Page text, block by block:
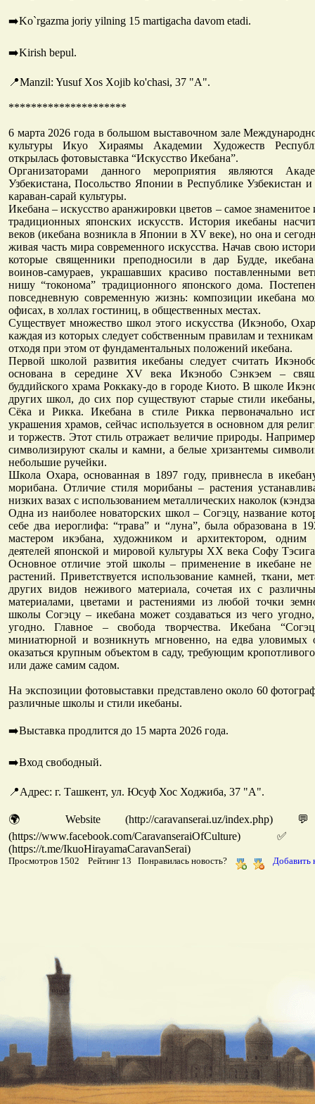
➡️Ko`rgazma joriy yilning 15 martigacha davom etadi.
➡️Kirish bepul.
📍Manzil: Yusuf Xos Xojib ko'chasi, 37 "A".
*********************
6 марта 2026 года в большом выставочном зале
культуры Икуо Хираямы Академии Художеств
открылась фотовыставка “Искусство Икебана”.
Организаторами данного мероприятия являются
Узбекистана, Посольство Японии в Республике Узбекистан
караван-сарай культуры.
Икебана – искусство аранжировки цветов – самое знаменитое
традиционных японских искусств. История икебаны
веков (икебана возникла в Японии в XV веке), но она и
живая часть мира современного искусства. Начав свою
которые священники преподносили в дар Будде, икебана
воинов-самураев, украшавших красиво поставленными
нишу “токонома” традиционного японского дома.
повседневную современную жизнь: композиции икебана
офисах, в холлах гостиниц, в общественных местах.
Существует множество школ этого искусства (Икэнобо,
каждая из которых следует собственным правилам и
отходя при этом от фундаментальных положений икебана.
Первой школой развития икебаны следует считать
основана в середине XV века Икэнобо Сэнкэем –
буддийского храма Роккаку-до в городе Киото. В школе
других школ, до сих пор существуют старые стили
Сёка и Рикка. Икебана в стиле Рикка первоначально
украшения храмов, сейчас используется в основном для
и торжеств. Этот стиль отражает величие природы.
символизируют скалы и камни, а белые хризантемы
небольшие ручейки.
Школа Охара, основанная в 1897 году, привнесла в
морибана. Отличие стиля морибаны – растения
низких вазах с использованием металлических наколок
Одна из наиболее новаторских школ – Согэцу, название
себе два иероглифа: “трава” и “луна”, была образована в
мастером икэбана, художником и архитектором,
деятелей японской и мировой культуры XX века Софу
Основное отличие этой школы – применение в икебане не
растений. Приветствуется использование камней, ткани,
других видов неживого материала, сочетая их с
материалами, цветами и растениями из любой точки
школы Согэцу – икебана может создаваться из чего
угодно. Главное – свобода творчества. Икебана
миниатюрной и возникнуть мгновенно, на едва уловимых
оказаться крупным объектом в саду, требующим
или даже самим садом.
На экспозиции фотовыставки представлено около 60
различные школы и стили икебаны.
➡️Выставка продлится до 15 марта 2026 года.
➡️Вход свободный.
📍Адрес: г. Ташкент, ул. Юсуф Хос Ходжиба, 37 "А".
🌍 Website (http://caravanserai.uz/index.php)
(https://www.facebook.com/
(https://t.me/IkuoHirayamaCaravanSerai)
Просмотров 1502 Рейтинг 13 Понравилась новость? Добавить